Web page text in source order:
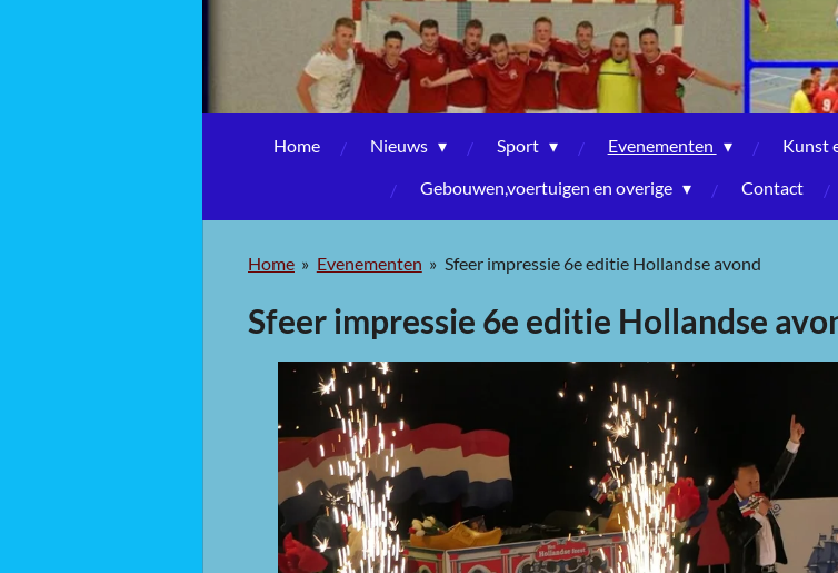
Home Nieuws Sport Evenementen Kunst
Gebouwen,voertuigen en overige
Contact
Home » Evenementen » Sfeer impressie 6e editie Hollandse avond
Sfeer impressie 6e editie Hollandse